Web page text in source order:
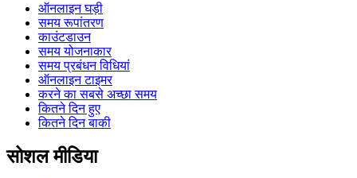
ऑनलाइन घड़ी
समय रूपांतरण
काउंटडाउन
समय योजनाकार
समय प्रबंधन विधियां
ऑनलाइन टाइमर
करने का सबसे अच्छा समय
कितने दिन हुए
कितने दिन बाकी
सोशल मीडिया